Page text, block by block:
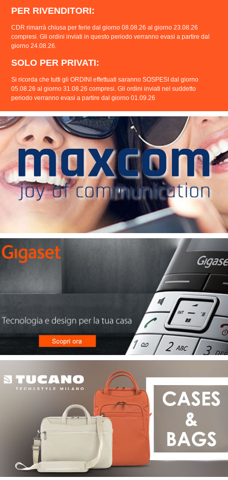
PER RIVENDITORI:
CDR rimarrà chiusa per ferie dal giorno 08.08.26 al giorno 23.08.26
compresi. Gli ordini inviati in questo periodo verranno evasi a partire dal
giorno 24.08.26.
SOLO PER PRIVATI:
Si ricorda che tutti gli ORDINI effettuati saranno SOSPESI dal giorno
05.08.26 al giorno 31.08.26 compresi. Gli ordini inviati nel suddetto
periodo verranno evasi a partire dal giorno 01.09.26